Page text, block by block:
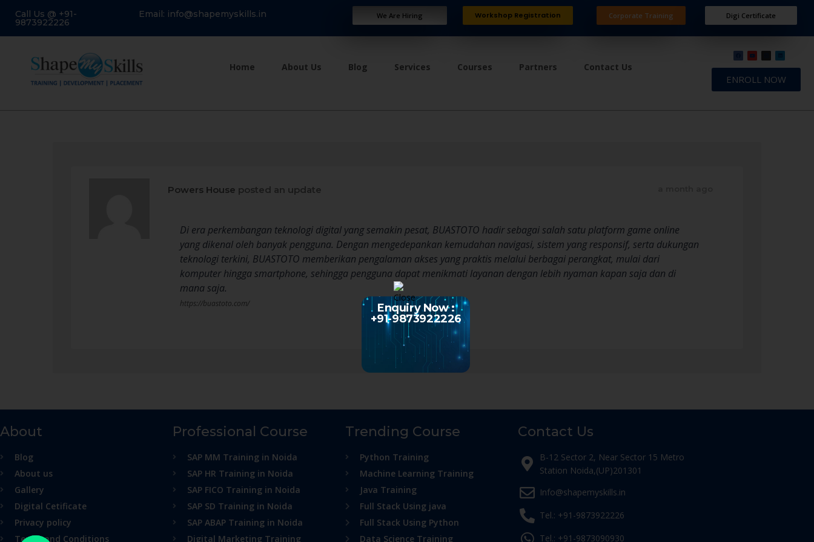
Call Us @ +91-
9873922226
Email: info@shapemyskills.in We Are Hiring Workshop Registration Corporate Training Digi Certificate
Home About Us Blog Services Courses Partners Contact Us
ENROLL NOW
Powers House posted an update
Di era perkembangan teknologi digital yang semakin pesat, BUASTOTO hadir sebagai salah satu platform game online
yang dikenal oleh banyak pengguna. Dengan mengedepankan kemudahan navigasi, sistem yang responsif, serta dukungan
teknologi terkini, BUASTOTO memberikan pengalaman akses yang praktis melalui berbagai perangkat, mulai dari
komputer hingga smartphone, sehingga pengguna dapat menikmati layanan dengan lebih nyaman kapan saja dan di
mana saja.
https://buastoto.com/
About
Blog
About us
Gallery
Digital Cetificate
Privacy policy
Terms and Conditions
Professional Course
SAP MM Training in Noida
SAP HR Training in Noida
SAP FICO Training in Noida
SAP SD Training in Noida
SAP ABAP Training in Noida
Digital Marketing Training
Trending Course
Python Training
Machine Learning Training
Java Training
Full Stack Using java
Full Stack Using Python
Data Science Training
Contact Us
B-12 Sector 2, Near Sector 15 Metro
Station Noida,(UP)201301
Info@shapemyskills.in
Tel.: +91-9873922226
Tel.: +91-9873090930
Enquiry Now :
+91-9873922226